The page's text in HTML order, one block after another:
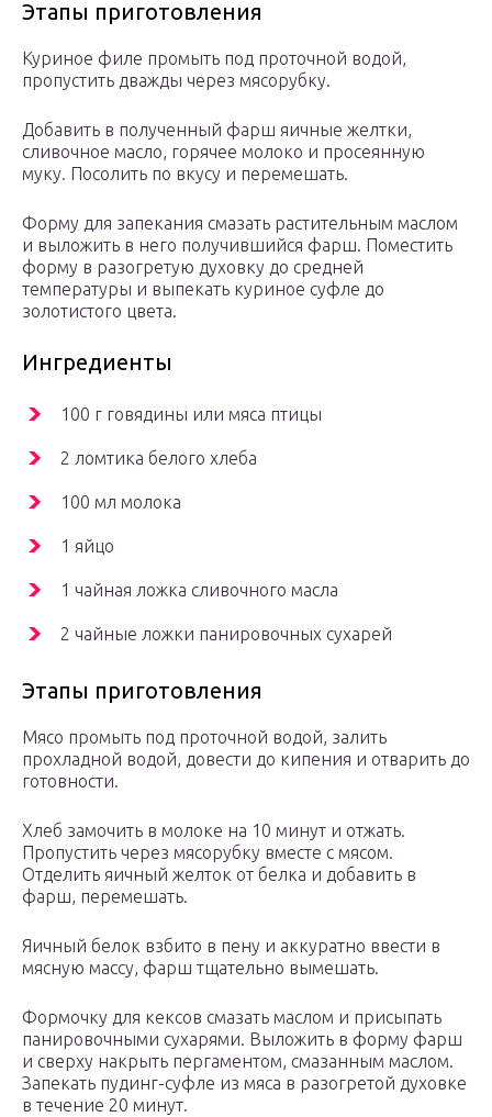
Этапы приготовления
Куриное филе промыть под проточной водой,
пропустить дважды через мясорубку.
Добавить в полученный фарш яичные желтки,
сливочное масло, горячее молоко и просеянную
муку. Посолить по вкусу и перемешать.
Форму для запекания смазать растительным маслом
и выложить в него получившийся фарш. Поместить
форму в разогретую духовку до средней
температуры и выпекать куриное суфле до
золотистого цвета.
Ингредиенты
100 г говядины или мяса птицы
2 ломтика белого хлеба
100 мл молока
1 яйцо
1 чайная ложка сливочного масла
2 чайные ложки панировочных сухарей
Этапы приготовления
Мясо промыть под проточной водой, залить
прохладной водой, довести до кипения и отварить до
готовности.
Хлеб замочить в молоке на 10 минут и отжать.
Пропустить через мясорубку вместе с мясом.
Отделить яичный желток от белка и добавить в
фарш, перемешать.
Яичный белок взбито в пену и аккуратно ввести в
мясную массу, фарш тщательно вымешать.
Формочку для кексов смазать маслом и присыпать
панировочными сухарями. Выложить в форму фарш
и сверху накрыть пергаментом, смазанным маслом.
Запекать пудинг-суфле из мяса в разогретой духовке
в течение 20 минут.